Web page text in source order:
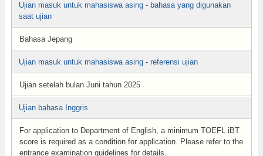
Ujian masuk untuk mahasiswa asing - bahasa yang digunakan
saat ujian
Bahasa Jepang
Ujian masuk untuk mahasiswa asing - referensi ujian
Ujian setelah bulan Juni tahun 2025
Ujian bahasa Inggris
For application to Department of English, a minimum TOEFL iBT
score is required as a condition for application. Please refer to the
entrance examination guidelines for details.